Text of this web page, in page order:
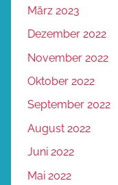
März 2023
Dezember 2022
November 2022
Oktober 2022
September 2022
August 2022
Juni 2022
Mai 2022